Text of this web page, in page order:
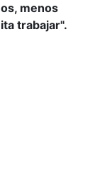
menos
trabajar".